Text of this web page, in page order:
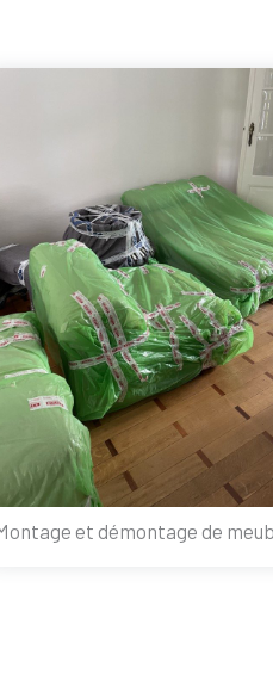
et démontage de